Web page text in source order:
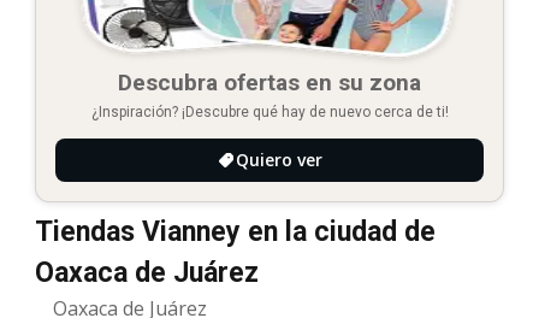
Descubra ofertas en su zona
¿Inspiración? ¡Descubre qué hay de nuevo cerca de ti!
Quiero ver
Tiendas Vianney en la ciudad de
Oaxaca de Juárez
Oaxaca de Juárez